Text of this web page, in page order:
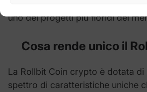
uno dei progetti più floridi del
Cosa rende unico il
La Rollbit Coin crypto è dotata di
spettro di caratteristiche uniche